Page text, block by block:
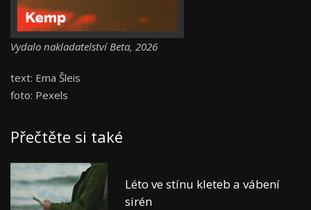
Vydalo nakladatelství Beta, 2026
text: Ema Šleis
foto: Pexels
Přečtěte si také
Léto ve stínu kleteb a vábení
sirén